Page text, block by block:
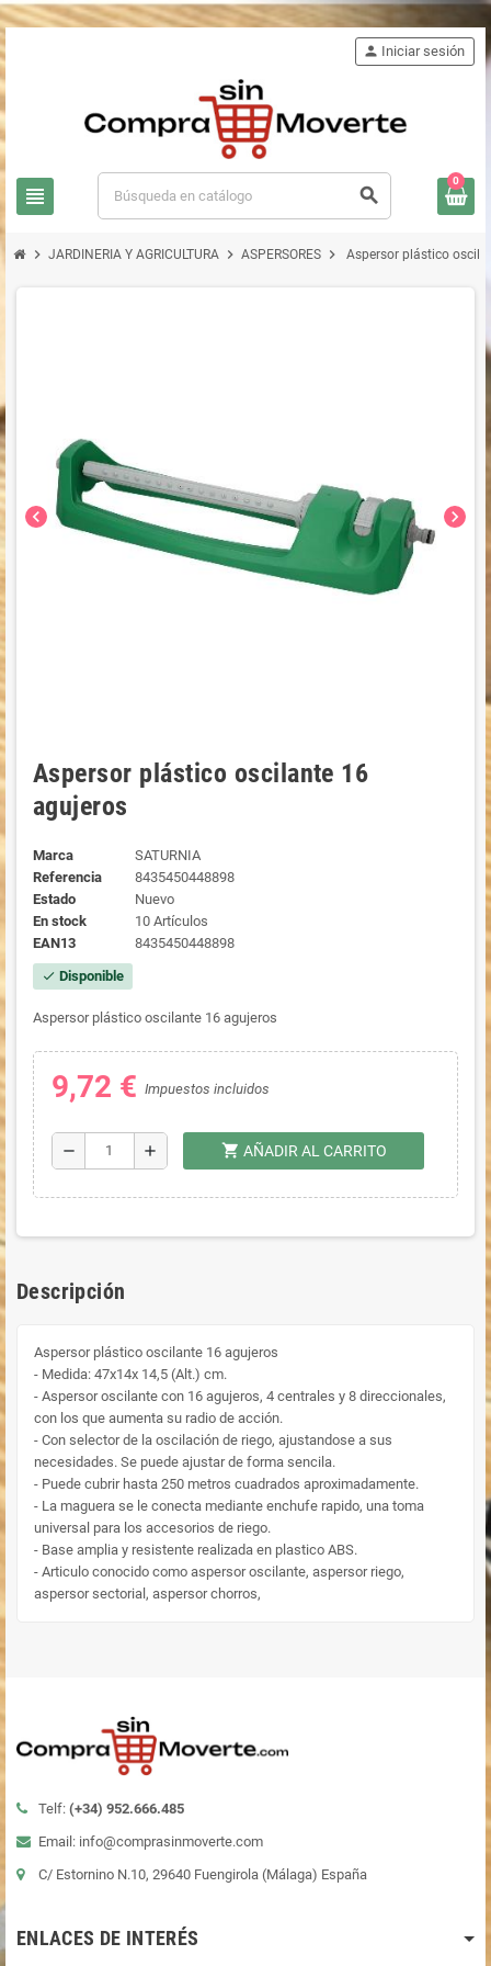
view_headline search
person Iniciar sesión
0
chevron_right JARDINERIA Y AGRICULTURA chevron_right ASPERSORES chevron_right Aspersor plástico
chevron_left chevron_right
Aspersor plástico oscilante 16
agujeros
Marca
SATURNIA
Referencia
8435450448898
Estado
Nuevo
En stock
10 Artículos
EAN13
8435450448898
check Disponible
Aspersor plástico oscilante 16 agujeros
9,72 € Impuestos incluidos
remove add shopping_cart AÑADIR AL CARRITO
Descripción
Aspersor plástico oscilante 16 agujeros
- Medida: 47x14x 14,5 (Alt.) cm.
- Aspersor oscilante con 16 agujeros, 4 centrales y 8 direccionales,
con los que aumenta su radio de acción.
- Con selector de la oscilación de riego, ajustandose a sus
necesidades. Se puede ajustar de forma sencila.
- Puede cubrir hasta 250 metros cuadrados aproximadamente.
- La maguera se le conecta mediante enchufe rapido, una toma
universal para los accesorios de riego.
- Base amplia y resistente realizada en plastico ABS.
- Articulo conocido como aspersor oscilante, aspersor riego,
aspersor sectorial, aspersor chorros,
Telf: (+34) 952.666.485
Email: info@comprasinmoverte.com
C/ Estornino N.10, 29640 Fuengirola (Málaga) España
ENLACES DE INTERÉS